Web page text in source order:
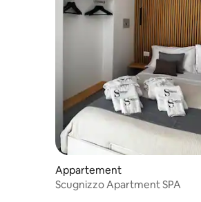
Appartement
Scugnizzo Apartment SPA